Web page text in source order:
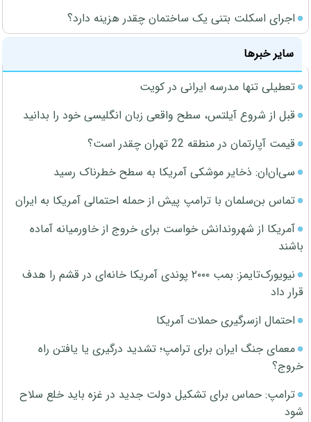
اجرای اسکلت بتنی یک ساختمان چقدر هزینه دارد؟
سایر خبرها
تعطیلی تنها مدرسه ایرانی در کویت
قبل از شروع آیلتس، سطح واقعی زبان انگلیسی خود را بدانید
قیمت آپارتمان در منطقه 22 تهران چقدر است؟
سی‌ان‌ان: ذخایر موشکی آمریکا به سطح خطرناک رسید
تماس بن‌سلمان با ترامپ پیش از حمله احتمالی آمریکا به ایران
آمریکا از شهروندانش خواست برای خروج از خاورمیانه آماده
باشند
نیویورک‌تایمز: بمب ۲۰۰۰ پوندی آمریکا خانه‌ای در قشم را هدف
قرار داد
احتمال ازسرگیری حملات آمریکا
معمای جنگ ایران برای ترامپ؛ تشدید درگیری یا یافتن راه
خروج؟
ترامپ: حماس برای تشکیل دولت جدید در غزه باید خلع سلاح
شود